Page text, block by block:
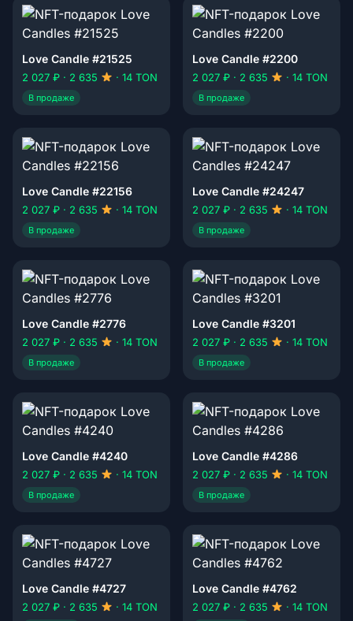
Love Candle #21525
2 027 ₽ · 2 635 · 14 TON
В продаже
Love Candle #2200
2 027 ₽ · 2 635 · 14 TON
В продаже
Love Candle #22156
2 027 ₽ · 2 635 · 14 TON
В продаже
Love Candle #24247
2 027 ₽ · 2 635 · 14 TON
В продаже
Love Candle #2776
2 027 ₽ · 2 635 · 14 TON
В продаже
Love Candle #3201
2 027 ₽ · 2 635 · 14 TON
В продаже
Love Candle #4240
2 027 ₽ · 2 635 · 14 TON
В продаже
Love Candle #4286
2 027 ₽ · 2 635 · 14 TON
В продаже
Love Candle #4727
2 027 ₽ · 2 635 · 14 TON
Love Candle #4762
2 027 ₽ · 2 635 · 14 TON